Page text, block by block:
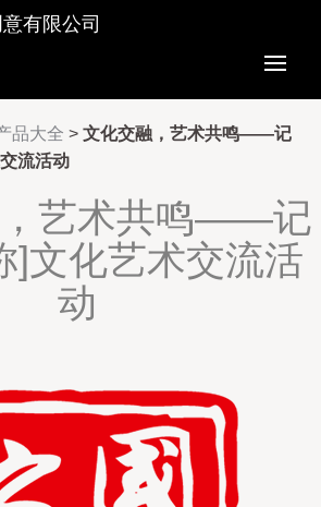
有限公司
品大全 > 文化交融，艺术共鸣——记
流活动
艺术共鸣——记
]文化艺术交流活
动